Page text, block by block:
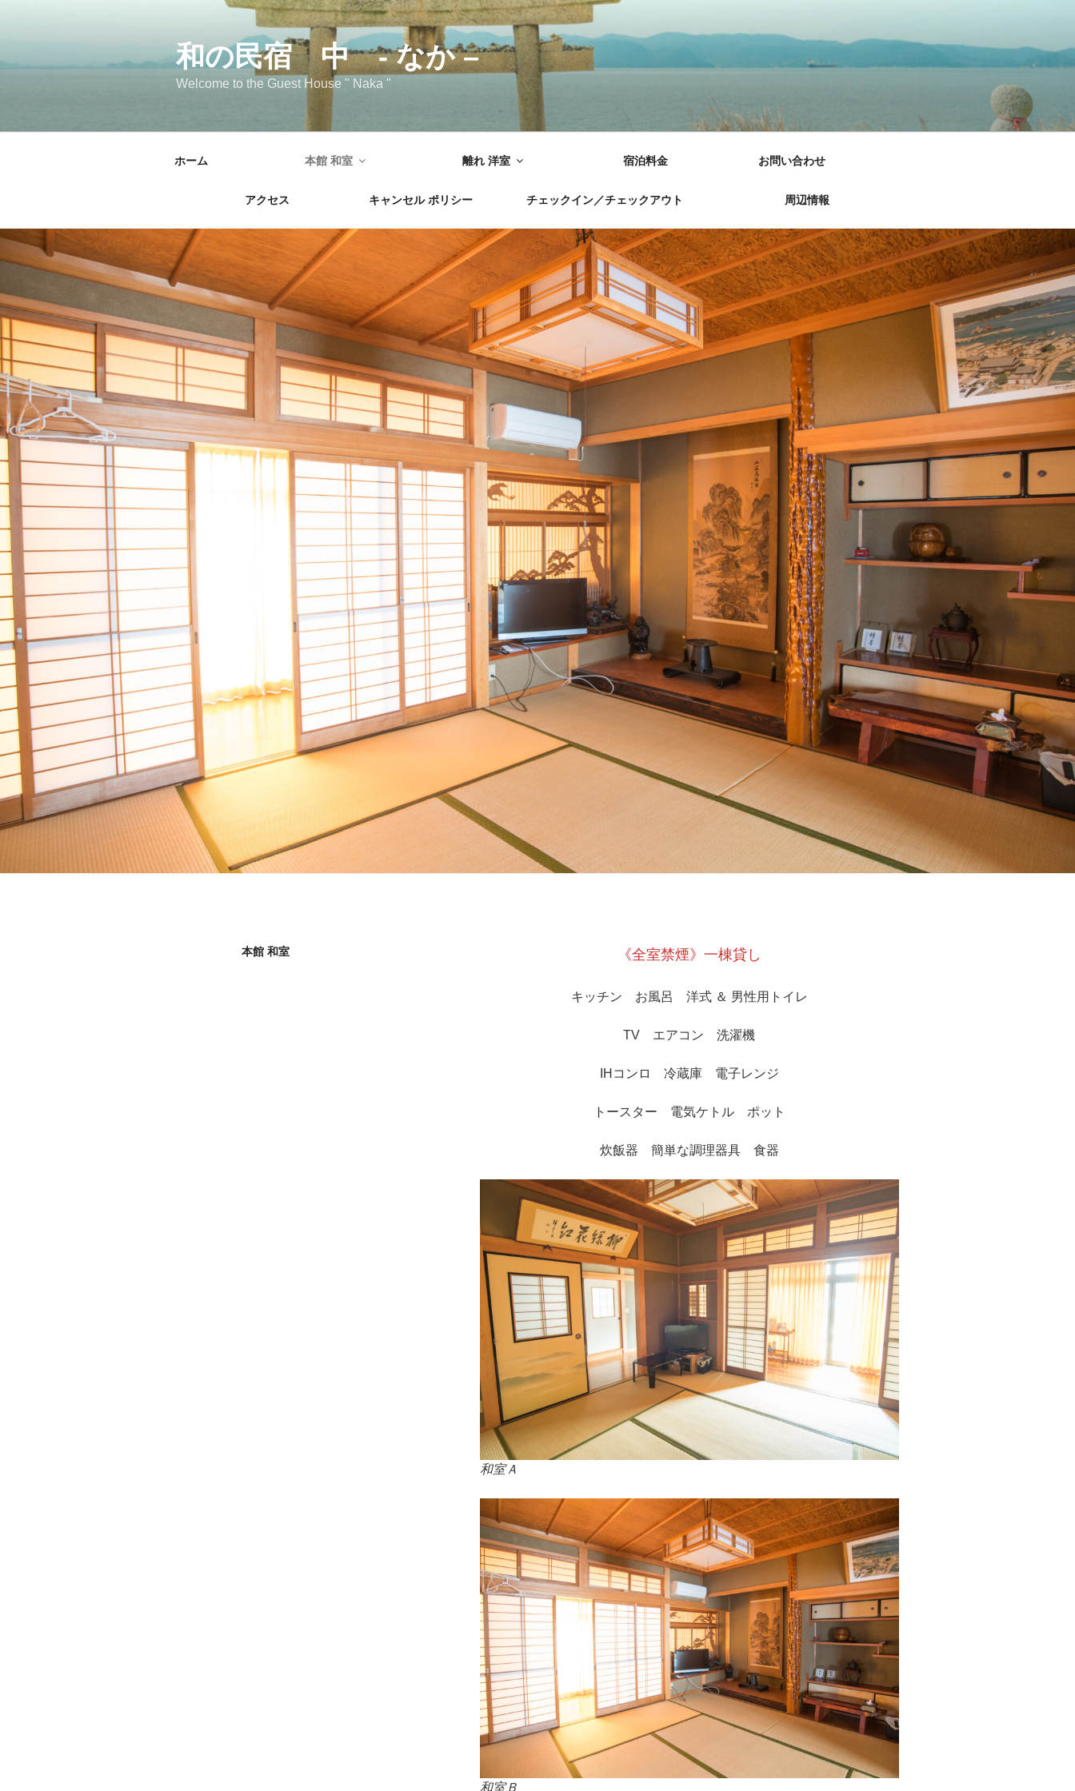
ン
和の民宿 中 - なか –
Welcome to the Guest House " Naka "
ホーム 本館 和室 離れ 洋室 宿泊料金 お問い合わせ
アクセス キャンセル ポリシー チェックイン／チェックアウト 周辺情報
本館 和室 《全室禁煙》一棟貸し
キッチン お風呂 洋式 ＆ 男性用トイレ
TV エアコン 洗濯機
IHコンロ 冷蔵庫 電子レンジ
トースター 電気ケトル ポット
炊飯器 簡単な調理器具 食器
和室Ａ
和室Ｂ